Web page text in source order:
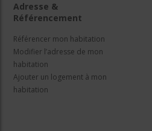
Adresse &
Référencement
Référencer mon habitation
Modifier l’adresse de mon
habitation
Ajouter un logement à mon
habitation